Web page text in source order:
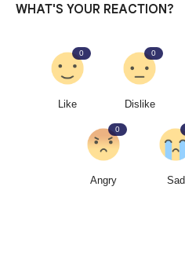
WHAT'S YOUR REACTION?
Like
0
Dislike
0
Angry
0
Sad